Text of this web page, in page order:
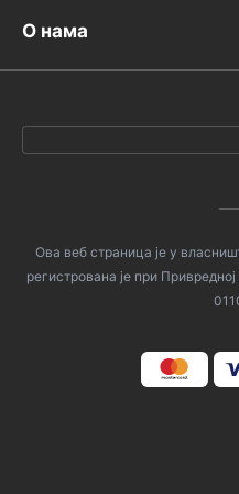
О нама
Ова веб страница је у
регистрована је при